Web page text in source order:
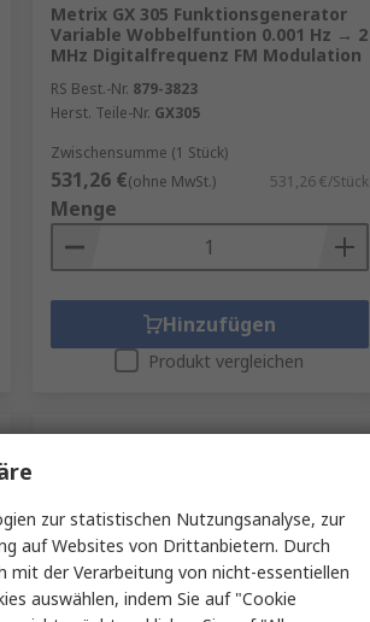
Metrix GX 305 Funktionsgenerator
Variable Wobbelfuntion 0.001 Hz → 2
MHz Digitalfrequenz FM Modulation
RS Best.-Nr. 879-3823
Herst. Teile-Nr. GX305
Zwischensumme (1 Stück)
531,26 €(ohne MwSt.) 531,26 €/Stück
Menge
Hinzufügen
Produkt vergleichen
zur statistischen Nutzungsanalyse, zur
auf Websites von Drittanbietern. Durch
mit der Verarbeitung von nicht-essentiellen
auswählen, indem Sie auf "Cookie